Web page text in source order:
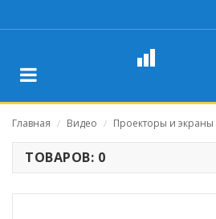
Главная / Видео / Проекторы и экраны
ТОВАРОВ: 0